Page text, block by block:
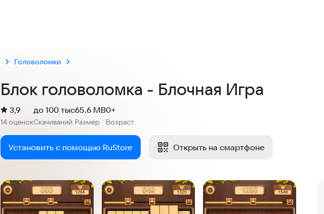
Головоломки
Блок головоломка - Блочная Игра
Рейтинг:
3,9
14 оценокСкачиваний
до 100 тыс
Размер
65.6 MB
Возраст
0+
Установить с помощью RuStore Открыть на смартфоне